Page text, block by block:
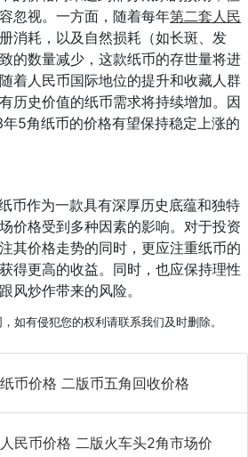
忽视。一方面，随着每年第二套人民
消耗，以及自然损耗（如长斑、发
的数量减少，这款纸币的存世量将进
着人民币国际地位的提升和收藏人群
历史价值的纸币需求将持续增加。因
5角纸币的价格有望保持稳定上涨的
币作为一款具有深厚历史底蕴和独特
价格受到多种因素的影响。对于投资
其价格走势的同时，更应注重纸币的
得更高的收益。同时，也应保持理性
风炒作带来的风险。
如有侵犯您的权利请联系我们及时删除。
币价格 二版币五角回收价格
民币价格 二版火车头2角市场价